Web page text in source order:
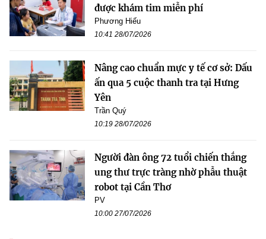
được khám tim miễn phí
Phương Hiếu
10:41 28/07/2026
Nâng cao chuẩn mực y tế cơ sở: Dấu
ấn qua 5 cuộc thanh tra tại Hưng
Yên
Trần Quý
10:19 28/07/2026
Người đàn ông 72 tuổi chiến thắng
ung thư trực tràng nhờ phẫu thuật
robot tại Cần Thơ
PV
10:00 27/07/2026